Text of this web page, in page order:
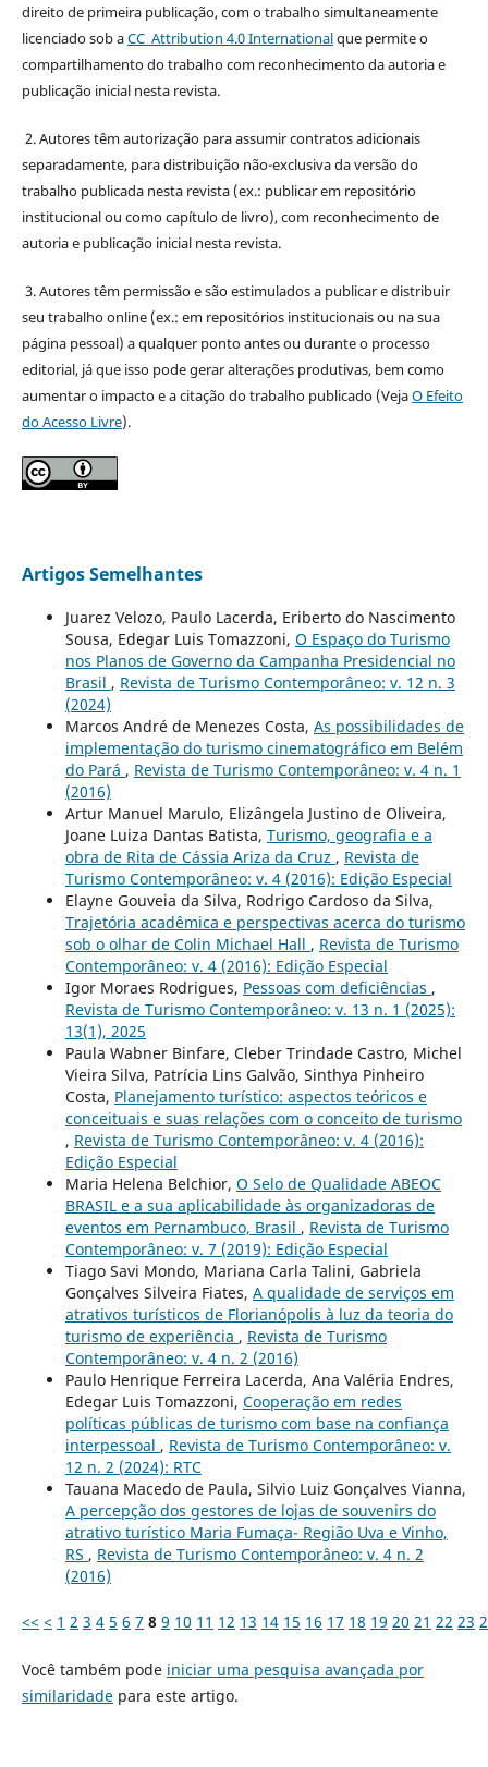
direito de primeira publicação, com o trabalho simultaneamente
licenciado sob aCC Attribution 4.0 Internationalque permite o
compartilhamento do trabalho com reconhecimento da autoria e
publicação inicial nesta revista.
2. Autores têm autorização para assumir contratos adicionais
separadamente, para distribuição não-exclusiva da versão do
trabalho publicada nesta revista (ex.: publicar em repositório
institucional ou como capítulo de livro), com reconhecimento de
autoria e publicação inicial nesta revista.
3. Autores têm permissão e são estimulados a publicar e distribuir
seu trabalho online (ex.: em repositórios institucionais ou na sua
página pessoal) a qualquer ponto antes ou durante o processo
editorial, já que isso pode gerar alterações produtivas, bem como
aumentar o impacto e a citação do trabalho publicado (VejaO Efeito
do Acesso Livre).
Artigos Semelhantes
Juarez Velozo, Paulo Lacerda, Eriberto do Nascimento
Sousa, Edegar Luis Tomazzoni, O Espaço do Turismo
nos Planos de Governo da Campanha Presidencial no
Brasil , Revista de Turismo Contemporâneo: v. 12 n. 3
(2024)
Marcos André de Menezes Costa, As possibilidades de
implementação do turismo cinematográfico em Belém
do Pará , Revista de Turismo Contemporâneo: v. 4 n. 1
(2016)
Artur Manuel Marulo, Elizângela Justino de Oliveira,
Joane Luiza Dantas Batista, Turismo, geografia e a
obra de Rita de Cássia Ariza da Cruz , Revista de
Turismo Contemporâneo: v. 4 (2016): Edição Especial
Elayne Gouveia da Silva, Rodrigo Cardoso da Silva,
Trajetória acadêmica e perspectivas acerca do turismo
sob o olhar de Colin Michael Hall , Revista de Turismo
Contemporâneo: v. 4 (2016): Edição Especial
Igor Moraes Rodrigues, Pessoas com deficiências ,
Revista de Turismo Contemporâneo: v. 13 n. 1 (2025):
13(1), 2025
Paula Wabner Binfare, Cleber Trindade Castro, Michel
Vieira Silva, Patrícia Lins Galvão, Sinthya Pinheiro
Costa, Planejamento turístico: aspectos teóricos e
conceituais e suas relações com o conceito de turismo
, Revista de Turismo Contemporâneo: v. 4 (2016):
Edição Especial
Maria Helena Belchior, O Selo de Qualidade ABEOC
BRASIL e a sua aplicabilidade às organizadoras de
eventos em Pernambuco, Brasil , Revista de Turismo
Contemporâneo: v. 7 (2019): Edição Especial
Tiago Savi Mondo, Mariana Carla Talini, Gabriela
Gonçalves Silveira Fiates, A qualidade de serviços em
atrativos turísticos de Florianópolis à luz da teoria do
turismo de experiência , Revista de Turismo
Contemporâneo: v. 4 n. 2 (2016)
Paulo Henrique Ferreira Lacerda, Ana Valéria Endres,
Edegar Luis Tomazzoni, Cooperação em redes
políticas públicas de turismo com base na confiança
interpessoal , Revista de Turismo Contemporâneo: v.
12 n. 2 (2024): RTC
Tauana Macedo de Paula, Silvio Luiz Gonçalves Vianna,
A percepção dos gestores de lojas de souvenirs do
atrativo turístico Maria Fumaça- Região Uva e Vinho,
RS , Revista de Turismo Contemporâneo: v. 4 n. 2
(2016)
<< < 1 2 3 4 5 6 7 8 9 10 11 12 13 14 15 16 17 18 19 20 21 22 23
Você também pode iniciar uma pesquisa avançada por
similaridadepara este artigo.